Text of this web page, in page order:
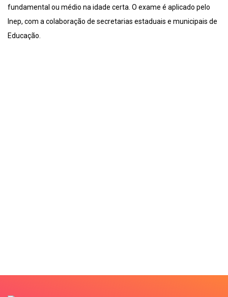
fundamental ou médio na idade certa. O exame é aplicado pelo
Inep, com a colaboração de secretarias estaduais e municipais de
Educação.